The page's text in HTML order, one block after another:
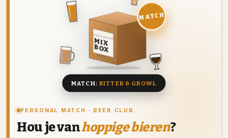
PERSONAL MATCH · BEER CLUB
Hou je vanhoppige bieren?
DEZE MAAND
MIX
BOX
8 BIEREN
MATCH
MATCH: BITTER & GROWL